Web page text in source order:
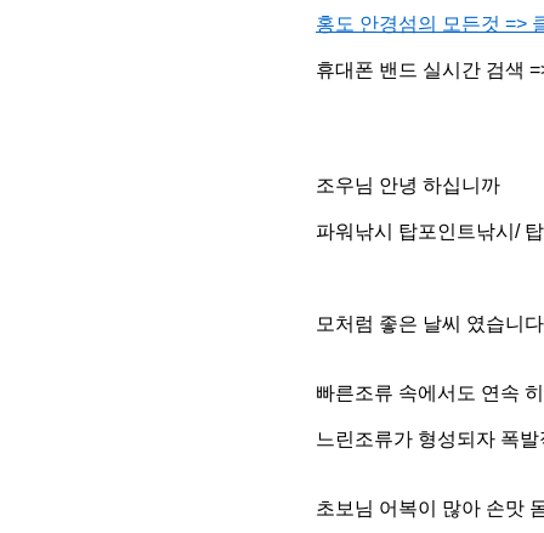
홍도 안경섬의 모든것 =>
휴대폰 밴드 실시간 검색
조우님 안녕 하십니까
파워낚시 탑포인트낚시/
모처럼 좋은 날씨 였습니다
빠른조류 속에서도 연속
느린조류가 형성되자 폭
초보님 어복이 많아 손맛